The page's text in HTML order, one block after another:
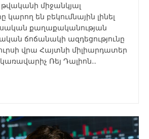
թվականի միջանկյալ
կարող են բեկումնային լինել
քաղաքականության
միլիարդատեր
Ռեյ Դալիոն...